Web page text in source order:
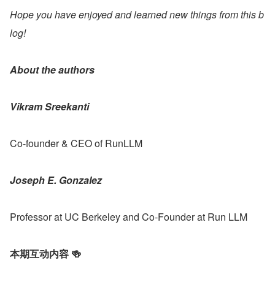
Hope you have enjoyed and learned new things from this b
log!
About the authors
Vikram Sreekanti
Co-founder & CEO of RunLLM
Joseph E. Gonzalez
Professor at UC Berkeley and Co-Founder at Run LLM
本期互动内容 🍻